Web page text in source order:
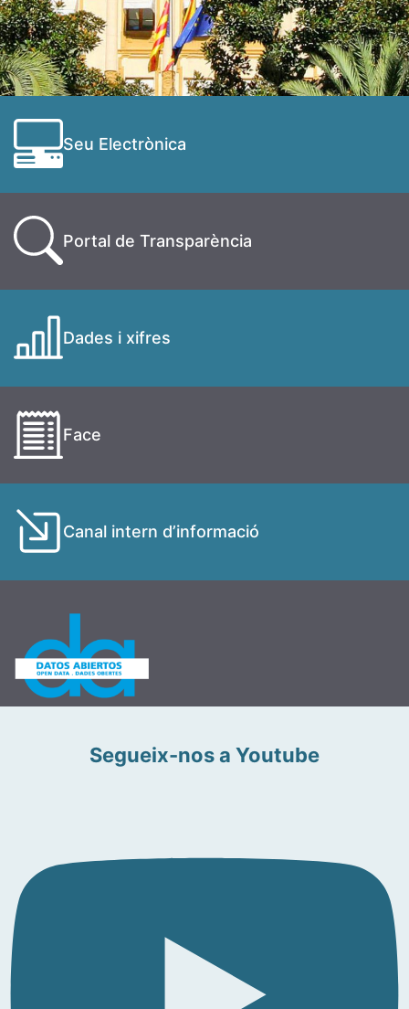
Seu Electrònica
Portal de Transparència
Dades i xifres
Face
Canal intern d’informació
Segueix-nos a Youtube